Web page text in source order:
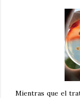
Mientras que el